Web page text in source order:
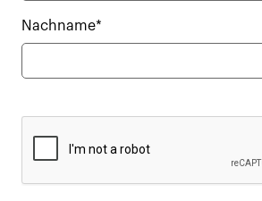
Nachname*